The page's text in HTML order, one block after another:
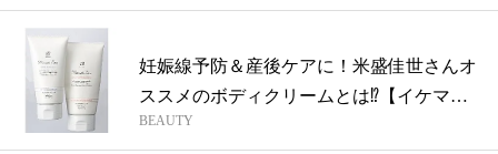
妊娠線予防＆産後ケアに！米盛佳世さんオ
ススメのボディクリームとは⁉【イケママ
夏美...
BEAUTY